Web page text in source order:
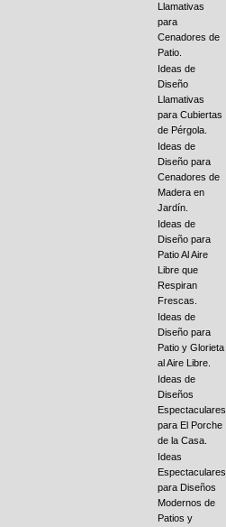
Llamativas
para
Cenadores de
Patio.
Ideas de
Diseño
Llamativas
para Cubiertas
de Pérgola.
Ideas de
Diseño para
Cenadores de
Madera en
Jardín.
Ideas de
Diseño para
Patio Al Aire
Libre que
Respiran
Frescas.
Ideas de
Diseño para
Patio y Glorieta
al Aire Libre.
Ideas de
Diseños
Espectaculares
para El Porche
de la Casa.
Ideas
Espectaculares
para Diseños
Modernos de
Patios y